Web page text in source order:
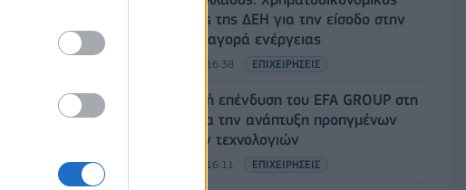
σύμβουλος της ΔΕΗ για την είσοδο στην
πολωνική αγορά ενέργειας
07/08/2026 - 16:38 ΕΠΙΧΕΙΡΗΣΕΙΣ
Στρατηγική επένδυση του EFA GROUP στη
Fractal για την ανάπτυξη προηγμένων
αμυντικών τεχνολογιών
07/08/2026 - 16:11 ΕΠΙΧΕΙΡΗΣΕΙΣ